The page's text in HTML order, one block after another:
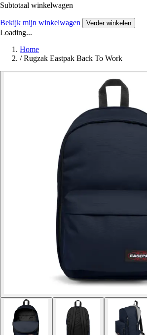
Subtotaal winkelwagen
Bekijk mijn winkelwagen Verder winkelen
Loading...
Home
/ Rugzak Eastpak Back To Work